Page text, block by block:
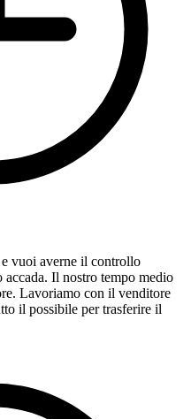
e vuoi averne il controllo
accada. Il nostro tempo medio
Lavoriamo con il venditore
il possibile per trasferire il